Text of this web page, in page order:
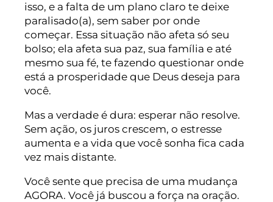
isso, e a falta de um plano claro te deixe
paralisado(a), sem saber por onde
começar. Essa situação não afeta só seu
bolso; ela afeta sua paz, sua família e até
mesmo sua fé, te fazendo questionar onde
está a prosperidade que Deus deseja para
você.
Mas a verdade é dura: esperar não resolve.
Sem ação, os juros crescem, o estresse
aumenta e a vida que você sonha fica cada
vez mais distante.
Você sente que precisa de uma mudança
AGORA. Você já buscou a força na oração.